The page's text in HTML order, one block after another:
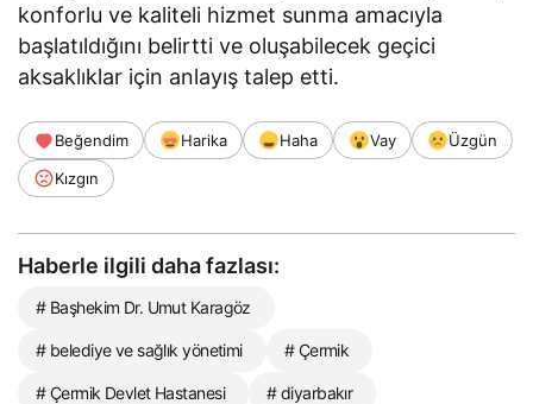
konforlu ve kaliteli hizmet sunma amacıyla
başlatıldığını belirtti ve oluşabilecek geçici
aksaklıklar için anlayış talep etti.
Beğendim Harika Haha Vay
Üzgün
Kızgın
Haberle ilgili daha fazlası:
# Başhekim Dr. Umut Karagöz
# belediye ve sağlık yönetimi # Çermik
# Çermik Devlet Hastanesi # diyarbakır